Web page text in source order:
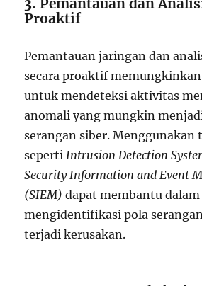
Proaktif
Pemantauan jaringan dan
secara proaktif
untuk mendeteksi aktivitas
anomali yang mungkin
serangan siber. Menggunakan
seperti Intrusion Detection
Security Information and Event
(SIEM) dapat membantu dalam
mengidentifikasi pola
terjadi kerusakan.